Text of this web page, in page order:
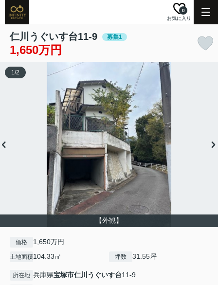
お気に入り
0
仁川うぐいす台11-9 募集1
1,650万円
【外観】
1/2
価格 1,650万円
土地面積104.33㎡ 坪数 31.55坪
所在地 兵庫県宝塚市仁川うぐいす台11-9